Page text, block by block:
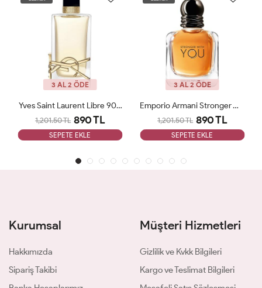
3 AL 2 ÖDE
Yves Saint Laurent Libre 90 ML Bayan Tester Parfüm
1,201.50 TL 890 TL
SEPETE EKLE
3 AL 2 ÖDE
Emporio Armani Stronger With You 100ML EDT Erkek Tester Parfüm
1,201.50 TL 890 TL
SEPETE EKLE
Kurumsal
Hakkımızda
Sipariş Takibi
Müşteri Hizmetleri
Gizlilik ve Kvkk Bilgileri
Kargo ve Teslimat Bilgileri